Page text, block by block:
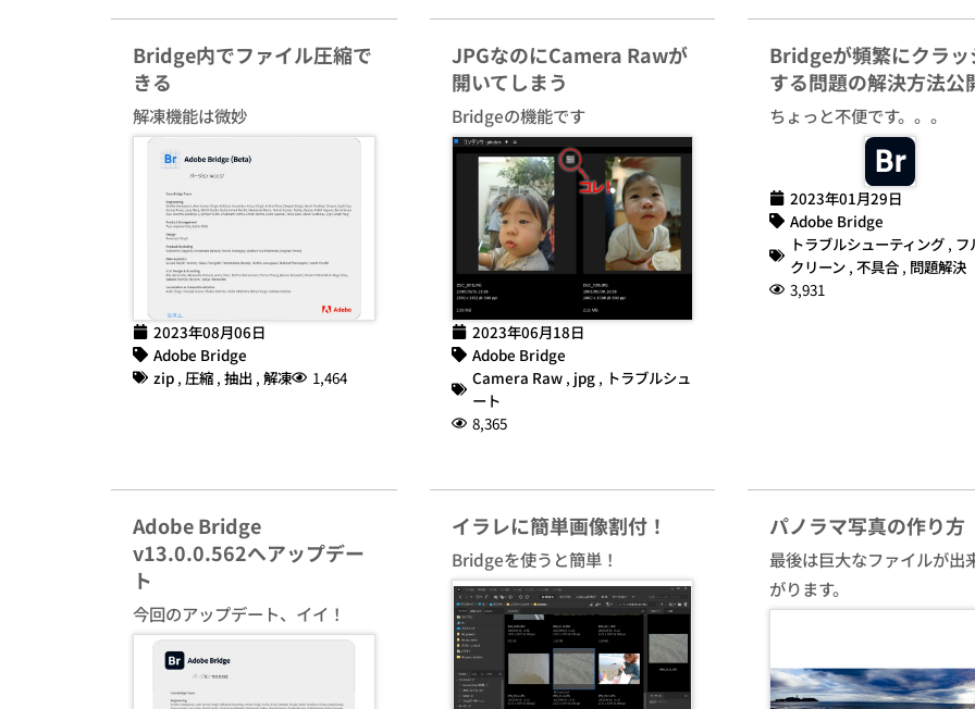
Bridge内でファイル圧縮で
きる
解凍機能は微妙
2023年08月06日
Adobe Bridge
zip , 圧縮 , 抽出 , 解凍 1,464
JPGなのにCamera Rawが
開いてしまう
Bridgeの機能です
2023年06月18日
Adobe Bridge
Camera Raw, jpg, トラブルシュ
ート
8,365
Bridgeが頻繁にクラッ
する問題の解決方法公
ちょっと不便です。。。
2023年01月29日
Adobe Bridge
トラブルシューティング , フ
クリーン , 不具合 , 問題解決
3,931
Adobe Bridge
v13.0.0.562へアップデー
ト
今回のアップデート、イイ！
イラレに簡単画像割付！
Bridgeを使うと簡単！
パノラマ写真の作り方
最後は巨大なファイルが出
がります。